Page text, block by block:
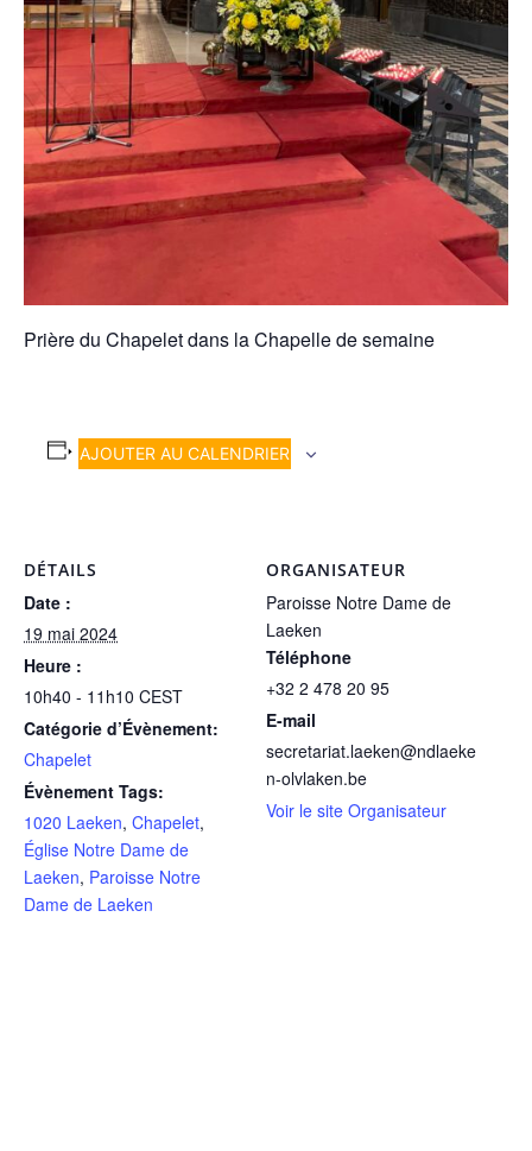
Prière du Chapelet dans la Chapelle de semaine
AJOUTER AU CALENDRIER
DÉTAILS
Date :
19 mai 2024
Heure :
10h40 - 11h10 CEST
Catégorie d’Évènement:
Chapelet
Évènement Tags:
1020 Laeken, Chapelet,
Église Notre Dame de
Laeken, Paroisse Notre
Dame de Laeken
ORGANISATEUR
Paroisse Notre Dame de
Laeken
Téléphone
+32 2 478 20 95
E-mail
secretariat.laeken@ndlaeke
n-olvlaken.be
Voir le site Organisateur